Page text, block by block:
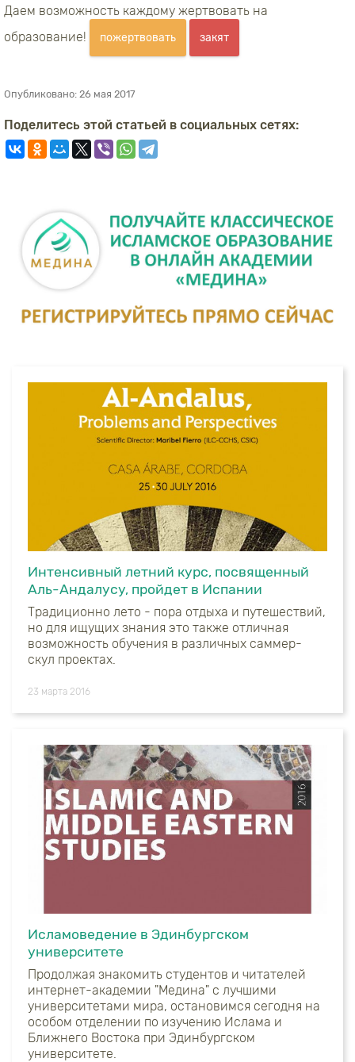
Даем возможность каждому жертвовать на
образование!
пожертвовать закят
Опубликовано: 26 мая 2017
Поделитесь этой статьей в социальных сетях:
Интенсивный летний курс, посвященный
Аль-Андалусу, пройдет в Испании
Традиционно лето - пора отдыха и путешествий,
но для ищущих знания это также отличная
возможность обучения в различных саммер-
скул проектах.
23 марта 2016
Исламоведение в Эдинбургском
университете
Продолжая знакомить студентов и читателей
интернет-академии "Медина" с лучшими
университетами мира, остановимся сегодня на
особом отделении по изучению Ислама и
Ближнего Востока при Эдинбургском
университете.